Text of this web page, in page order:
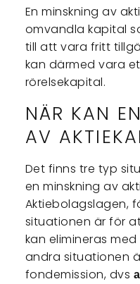
En minskning av
omvandla kapital
till att vara fritt
kan därmed vara
rörelsekapital.
NÄR KAN
AV
Det finns tre typ
en minskning av
Aktiebolagslagen,
situationen är för
kan elimineras
andra situationen
fondemission, dvs